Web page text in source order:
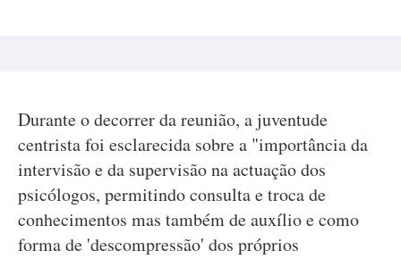
Durante o decorrer da reunião, a juventude
centrista foi esclarecida sobre a "importância da
intervisão e da supervisão na actuação dos
psicólogos, permitindo consulta e troca de
conhecimentos mas também de auxílio e como
forma de 'descompressão' dos próprios